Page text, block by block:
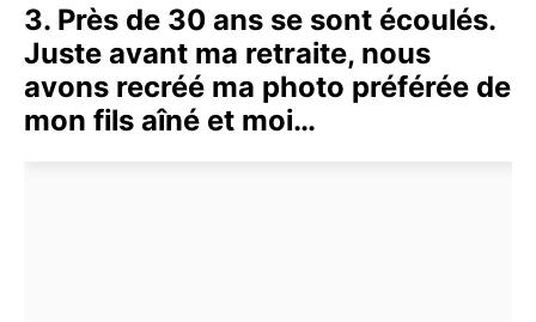
3. Près de 30 ans se sont écoulés.
Juste avant ma retraite, nous
avons recréé ma photo préférée de
mon fils aîné et moi…